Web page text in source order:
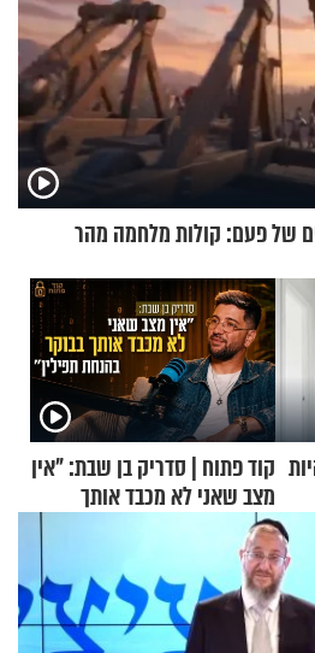
של פעם: קולות מלחמה מהר
קוד פתוח | סדריק בן שבת: "אין
מצב שאני לא מכבד אותך
בבוקר בהנחת תפילין"